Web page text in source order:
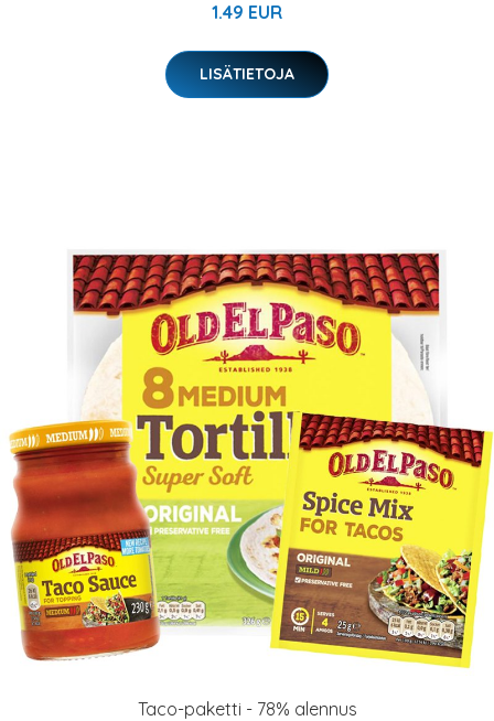
1.49 EUR
LISÄTIETOJA
Taco-paketti - 78% alennus